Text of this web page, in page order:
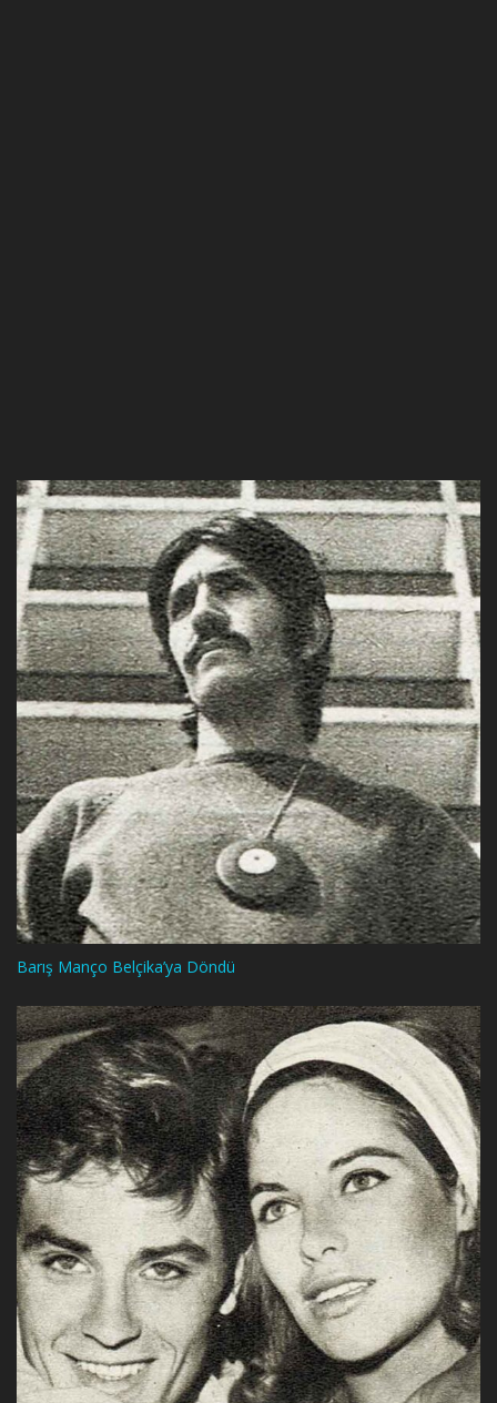
Barış Manço Belçika’ya Döndü